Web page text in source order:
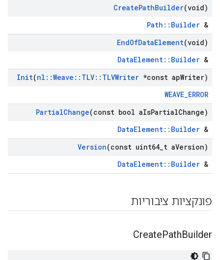
CreatePathBuilder(void)
Path::Builder &
EndOfDataElement(void)
DataElement::Builder &
Init(nl ::Weave :: TLV:: TLVWriter *const apWriter)
WEAVE_ERROR
PartialChange(const bool aIsPartialChange)
DataElement::Builder &
Version(const uint64 t aVersion)
DataElement::Builder &
פונקציות ציבוריות
CreatePathBuilder